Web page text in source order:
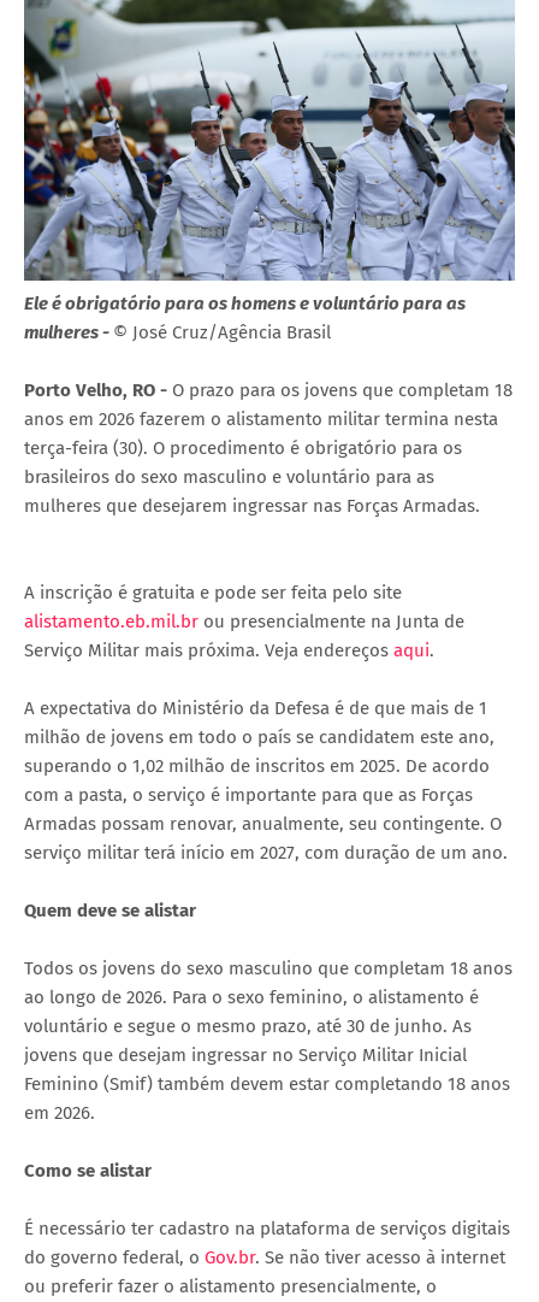
Ele é obrigatório para os homens e voluntário para as
mulheres - © José Cruz/Agência Brasil
Porto Velho, RO - O prazo para os jovens que completam 18
anos em 2026 fazerem o alistamento militar termina nesta
terça-feira (30). O procedimento é obrigatório para os
brasileiros do sexo masculino e voluntário para as
mulheres que desejarem ingressar nas Forças Armadas.
A inscrição é gratuita e pode ser feita pelo site
alistamento.eb.mil.br ou presencialmente na Junta de
Serviço Militar mais próxima. Veja endereços aqui.
A expectativa do Ministério da Defesa é de que mais de 1
milhão de jovens em todo o país se candidatem este ano,
superando o 1,02 milhão de inscritos em 2025. De acordo
com a pasta, o serviço é importante para que as Forças
Armadas possam renovar, anualmente, seu contingente. O
serviço militar terá início em 2027, com duração de um ano.
Quem deve se alistar
Todos os jovens do sexo masculino que completam 18 anos
ao longo de 2026. Para o sexo feminino, o alistamento é
voluntário e segue o mesmo prazo, até 30 de junho. As
jovens que desejam ingressar no Serviço Militar Inicial
Feminino (Smif) também devem estar completando 18 anos
em 2026.
Como se alistar
É necessário ter cadastro na plataforma de serviços digitais
do governo federal, o Gov.br. Se não tiver acesso à internet
ou preferir fazer o alistamento presencialmente, o